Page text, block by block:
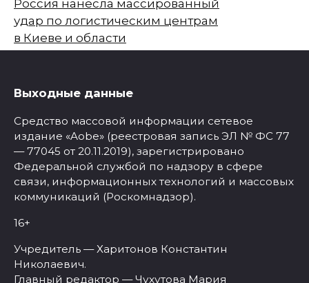
Россия нанесла массированный
удар по логистическим центрам
в Киеве и области
Выходные данные
Средство массовой информации сетевое
издание «Aobe» (реестровая запись ЭЛ № ФС 77
— 77045 от 20.11.2019), зарегистрировано
Федеральной службой по надзору в сфере
связи, информационных технологий и массовых
коммуникаций (Роскомнадзор).
16+
Учредитель — Харитонов Константин
Николаевич.
Главный редактор — Чухутова Мария